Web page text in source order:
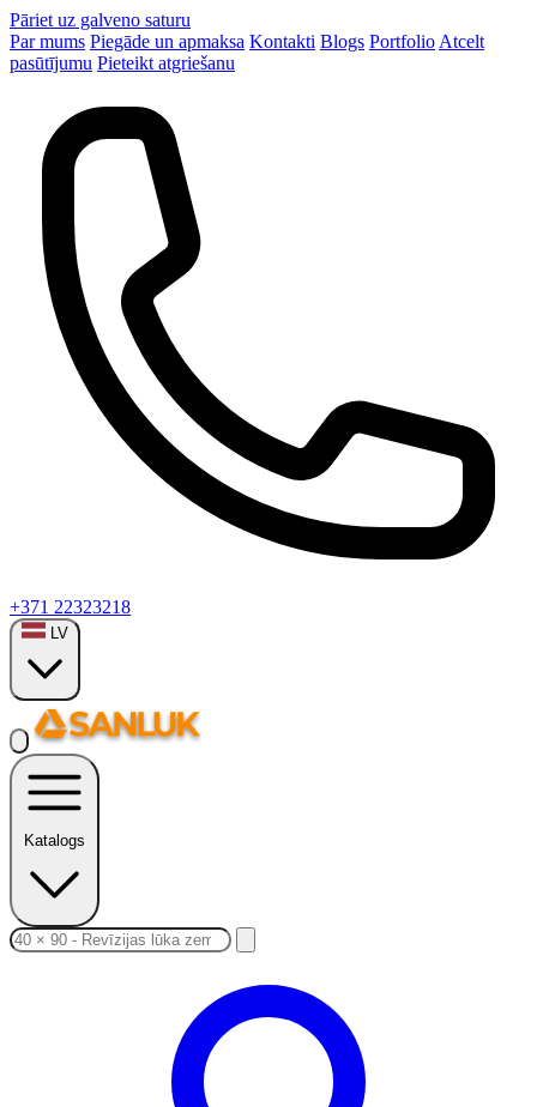
Pāriet uz galveno saturu
Par mums Piegāde un apmaksa Kontakti Blogs Portfolio Atcelt
pasūtījumu Pieteikt atgriešanu
+371 22323218
LV
Katalogs